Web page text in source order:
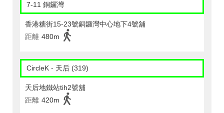
7-11 銅鑼灣
香港糖街15-23號銅鑼灣中心地下4號舖
距離 480m
CircleK - 天后 (319)
天后地鐵站tih2號舖
距離 420m